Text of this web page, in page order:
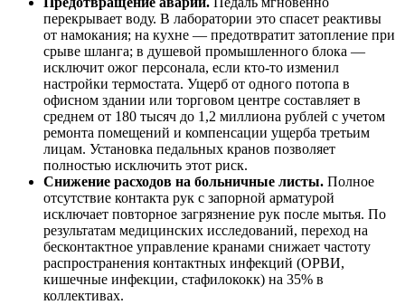
перекрывает воду. В лаборатории это спасет реактивы
от намокания; на кухне — предотвратит затопление при
срыве шланга; в душевой промышленного блока —
исключит ожог персонала, если кто-то изменил
настройки термостата. Ущерб от одного потопа в
офисном здании или торговом центре составляет в
среднем от 180 тысяч до 1,2 миллиона рублей с учетом
ремонта помещений и компенсации ущерба третьим
лицам. Установка педальных кранов позволяет
полностью исключить этот риск.
Снижение расходов на больничные листы. Полное
отсутствие контакта рук с запорной арматурой
исключает повторное загрязнение рук после мытья. По
результатам медицинских исследований, переход на
бесконтактное управление кранами снижает частоту
распространения контактных инфекций (ОРВИ,
кишечные инфекции, стафилококк) на 35% в
коллективах.